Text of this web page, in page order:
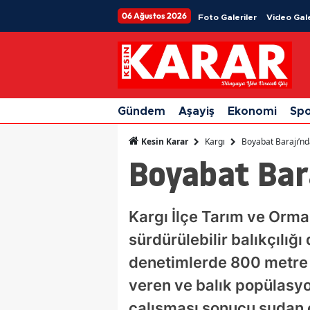
06 Ağustos 2026 Foto Galeriler Video
Gündem Aşayiş Ekonomi
Kesin Karar Kargı Boyabat
Boyabat
Kargı İlçe Tarım ve
sürdürülebilir
denetimlerde 800
veren ve balık